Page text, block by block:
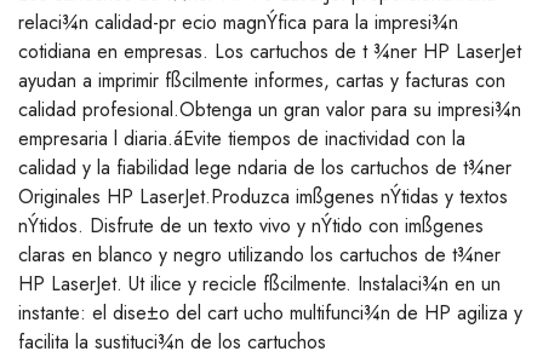
relaci¾n calidad-pr ecio magnÝfica para la impresi¾n
cotidiana en empresas. Los cartuchos de t ¾ner HP LaserJet
ayudan a imprimir fßcilmente informes, cartas y facturas con
calidad profesional.Obtenga un gran valor para su impresi¾n
empresaria l diaria.áEvite tiempos de inactividad con la
calidad y la fiabilidad lege ndaria de los cartuchos de t¾ner
Originales HP LaserJet.Produzca imßgenes nÝtidas y textos
nÝtidos. Disfrute de un texto vivo y nÝtido con imßgenes
claras en blanco y negro utilizando los cartuchos de t¾ner
HP LaserJet. Ut ilice y recicle fßcilmente. Instalaci¾n en un
instante: el dise±o del cart ucho multifunci¾n de HP agiliza y
facilita la sustituci¾n de los cartuchos